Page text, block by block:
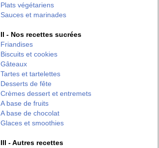
Plats végétariens
Sauces et marinades
II - Nos recettes sucrées
Friandises
Biscuits et cookies
Gâteaux
Tartes et tartelettes
Desserts de fête
Crèmes dessert et entremets
A base de fruits
A base de chocolat
Glaces et smoothies
III - Autres recettes